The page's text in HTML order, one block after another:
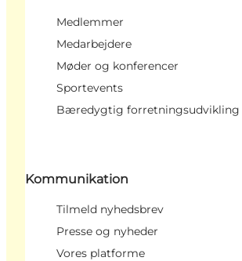
Medlemmer
Medarbejdere
Møder og konferencer
Sportevents
Bæredygtig forretningsudvikling
Kommunikation
Tilmeld nyhedsbrev
Presse og nyheder
Vores platforme